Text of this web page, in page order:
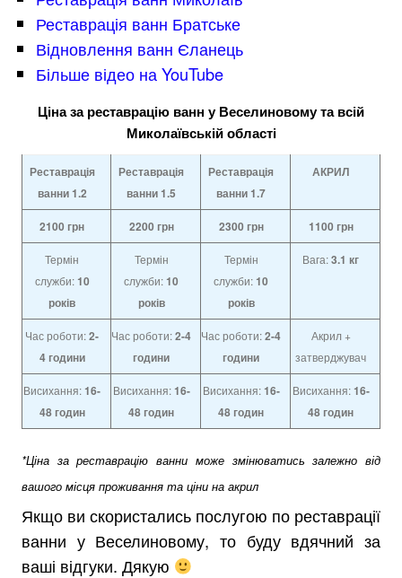
Реставрація ванн Братське
Відновлення ванн Єланець
Більше відео на YouTube
Ціна за реставрацію ванн у Веселиновому та всій
Миколаївській області
Реставрація
ванни 1.2
Реставрація
ванни1.5
Реставрація
ванни1.7
АКРИЛ
2100 грн 2200 грн 2300 грн 1100 грн
Термін
служби:10
років
Термін
служби:10
років
Термін
служби:10
років
Вага:3.1 кг
Час роботи:2-
4 години
Час роботи:2-4
години
Час роботи:2-4
години
Акрил +
затверджувач
Висихання:16-
48 годин
Висихання:16-
48 годин
Висихання:16-
48 годин
Висихання:16-
48 годин
*Ціна за реставрацію ванни може змінюватись залежно від
вашого місця проживання та ціни на акрил
Якщо ви скористались послугою по реставрації
ванни у Веселиновому, то буду вдячний за
ваші відгуки. Дякую